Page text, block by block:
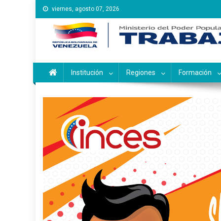
Saltar
al
contenido
viernes, agosto 07, 2026
Instituto Nacional de
Inces
Institución Regiones Formación